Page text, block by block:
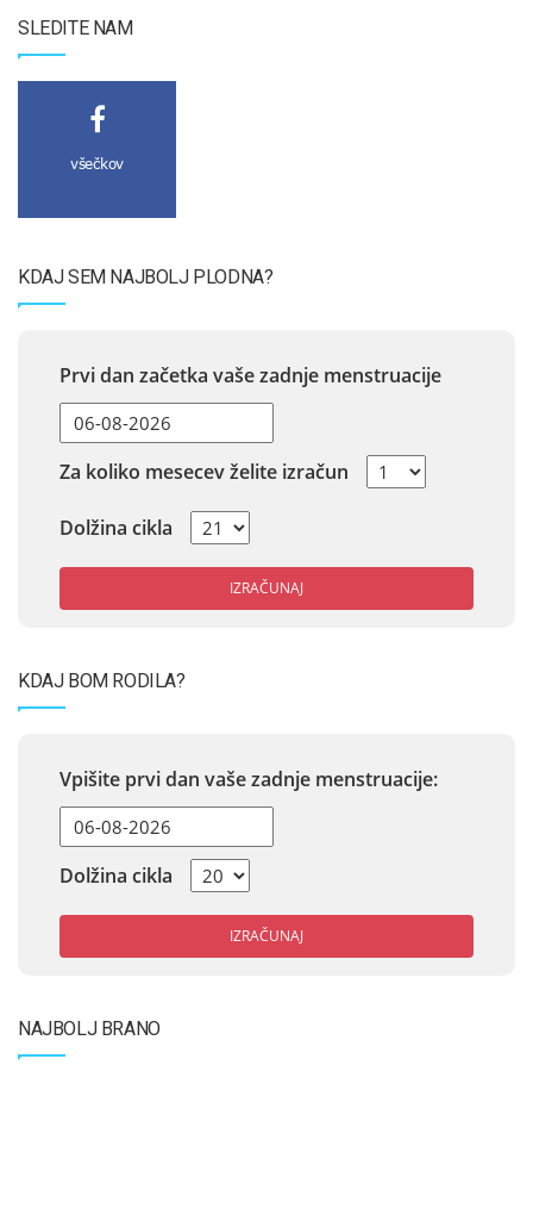
SLEDITE NAM
všečkov
KDAJ SEM NAJBOLJ PLODNA?
Prvi dan začetka vaše zadnje menstruacije
Za koliko mesecev želite izračun
Dolžina cikla
IZRAČUNAJ
KDAJ BOM RODILA?
Vpišite prvi dan vaše zadnje menstruacije:
Dolžina cikla
IZRAČUNAJ
NAJBOLJ BRANO